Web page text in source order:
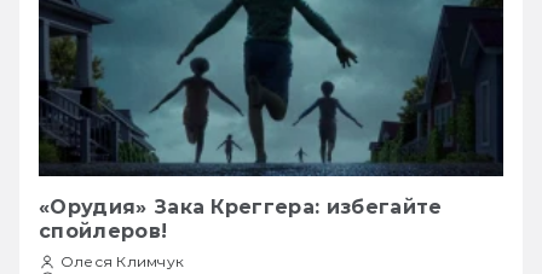
«Орудия» Зака Креггера: избегайте
спойлеров!
Олеся Климчук